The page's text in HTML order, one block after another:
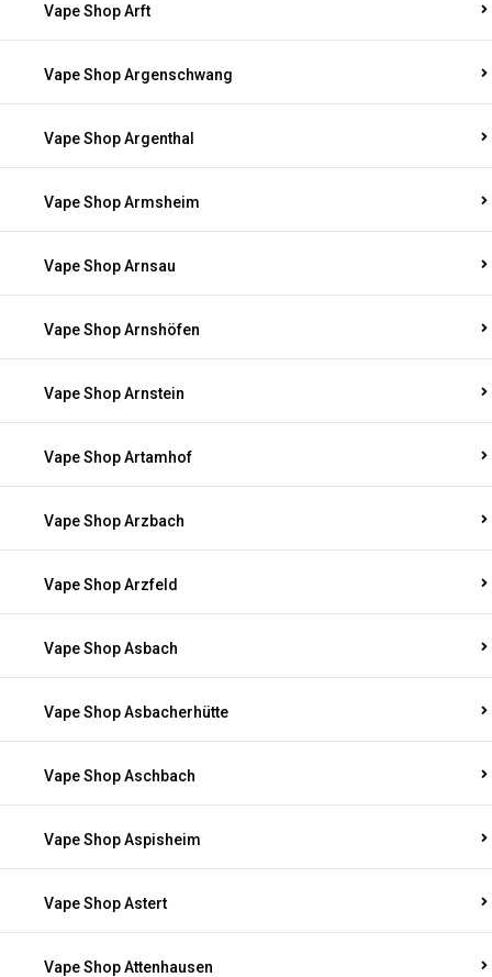
Vape Shop Arft
Vape Shop Argenschwang
Vape Shop Argenthal
Vape Shop Armsheim
Vape Shop Arnsau
Vape Shop Arnshöfen
Vape Shop Arnstein
Vape Shop Artamhof
Vape Shop Arzbach
Vape Shop Arzfeld
Vape Shop Asbach
Vape Shop Asbacherhütte
Vape Shop Aschbach
Vape Shop Aspisheim
Vape Shop Astert
Vape Shop Attenhausen